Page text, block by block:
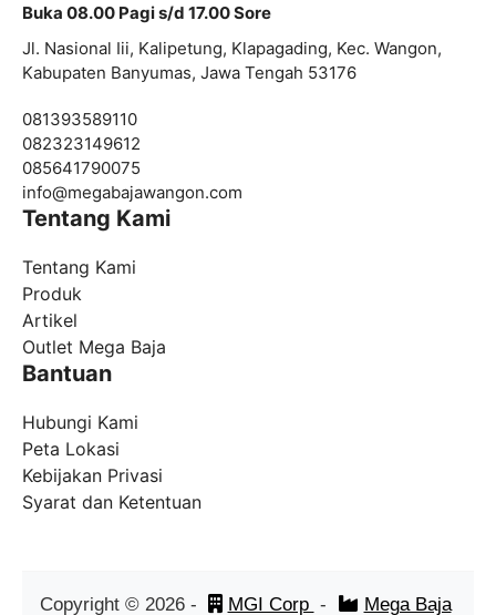
Buka 08.00 Pagi s/d 17.00 Sore
Jl. Nasional Iii, Kalipetung, Klapagading, Kec. Wangon,
Kabupaten Banyumas, Jawa Tengah 53176
081393589110
082323149612
085641790075
info@megabajawangon.com
Tentang Kami
Tentang Kami
Produk
Artikel
Outlet Mega Baja
Bantuan
Hubungi Kami
Peta Lokasi
Kebijakan Privasi
Syarat dan Ketentuan
Copyright © 2026- MGI Corp - Mega Baja